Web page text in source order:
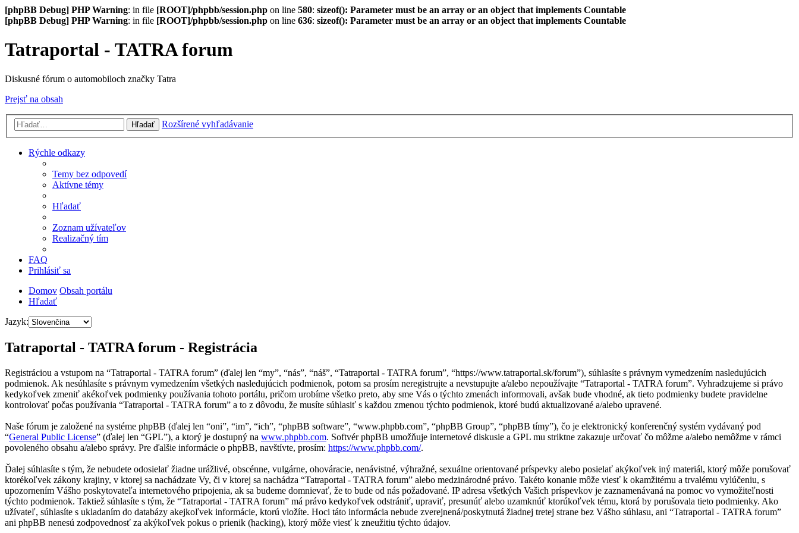
[phpBB Debug] PHP Warning: in file [ROOT]/phpbb/session.php on line 580: sizeof(): Parameter must be an array or an object that implements Countable
[phpBB Debug] PHP Warning: in file [ROOT]/phpbb/session.php on line 636: sizeof(): Parameter must be an array or an object that implements Countable
Tatraportal - TATRA forum
Diskusné fórum o automobiloch značky Tatra
Prejsť na obsah
Hľadať Rozšírené vyhľadávanie
Rýchle odkazy
Temy bez odpovedí
Aktívne témy
Hľadať
Zoznam užívateľov
Realizačný tím
FAQ
Prihlásiť sa
Domov Obsah portálu
Hľadať
Jazyk:
Tatraportal - TATRA forum - Registrácia
Registráciou a vstupom na “Tatraportal - TATRA forum” (ďalej len “my”, “nás”, “náš”, “Tatraportal - TATRA forum”, “https://www.tatraportal.sk/forum”), súhlasíte s právnym vymedzením nasledujúcich
podmienok. Ak nesúhlasíte s právnym vymedzením všetkých nasledujúcich podmienok, potom sa prosím neregistrujte a nevstupujte a/alebo nepoužívajte “Tatraportal - TATRA forum”. Vyhradzujeme si právo
kedykoľvek zmeniť akékoľvek podmienky používania tohoto portálu, pričom urobíme všetko preto, aby sme Vás o týchto zmenách informovali, avšak bude vhodné, ak tieto podmienky budete pravidelne
kontrolovať počas používania “Tatraportal - TATRA forum” a to z dôvodu, že musíte súhlasiť s každou zmenou týchto podmienok, ktoré budú aktualizované a/alebo upravené.
Naše fórum je založené na systéme phpBB (ďalej len “oni”, “im”, “ich”, “phpBB software”, “www.phpbb.com”, “phpBB Group”, “phpBB tímy”), čo je elektronický konferenčný systém vydávaný pod
“General Public License” (ďalej len “GPL”), a ktorý je dostupný na www.phpbb.com. Softvér phpBB umožňuje internetové diskusie a GPL mu striktne zakazuje určovať čo môžme a/alebo nemôžme v rámci
povoleného obsahu a/alebo správy. Pre ďalšie informácie o phpBB, navštívte, prosím: https://www.phpbb.com/.
Ďalej súhlasíte s tým, že nebudete odosielať žiadne urážlivé, obscénne, vulgárne, ohováracie, nenávistné, výhražné, sexuálne orientované príspevky alebo posielať akýkoľvek iný materiál, ktorý môže porušovať
ktorékoľvek zákony krajiny, v ktorej sa nachádzate Vy, či v ktorej sa nachádza “Tatraportal - TATRA forum” alebo medzinárodné právo. Takéto konanie môže viesť k okamžitému a trvalému vylúčeniu, s
upozornením Vášho poskytovateľa internetového pripojenia, ak sa budeme domnievať, že to bude od nás požadované. IP adresa všetkých Vašich príspevkov je zaznamenávaná na pomoc vo vymožiteľnosti
týchto podmienok. Taktiež súhlasíte s tým, že “Tatraportal - TATRA forum” má právo kedykoľvek odstrániť, upraviť, presunúť alebo uzamknúť ktorúkoľvek tému, ktorá by porušovala tieto podmienky. Ako
užívateľ, súhlasíte s ukladaním do databázy akejkoľvek informácie, ktorú vložíte. Hoci táto informácia nebude zverejnená/poskytnutá žiadnej tretej strane bez Vášho súhlasu, ani “Tatraportal - TATRA forum”
ani phpBB nenesú zodpovednosť za akýkoľvek pokus o prienik (hacking), ktorý môže viesť k zneužitiu týchto údajov.